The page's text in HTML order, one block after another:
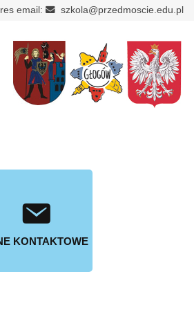
email: szkola@przedmoscie.edu.pl
KONTAKTOWE